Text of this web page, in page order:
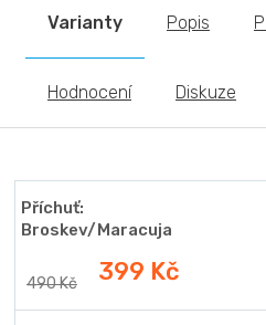
Varianty Popis
Hodnocení Diskuze
Příchuť:
Broskev/Maracuja
490 Kč 399 Kč